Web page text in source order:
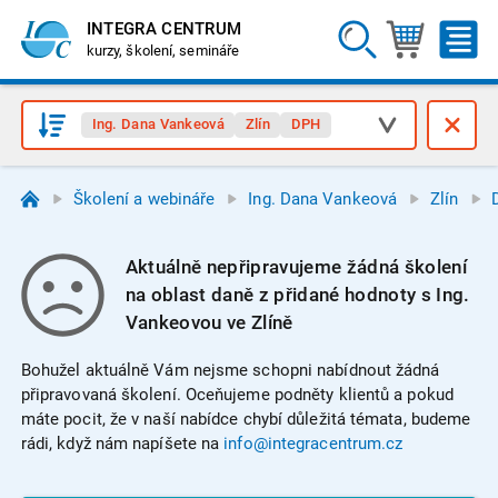
INTEGRA CENTRUM
kurzy, školení, semináře
Ing. Dana Vankeová Zlín DPH
Školení a webináře Ing. Dana Vankeová Zlín
Aktuálně nepřipravujeme žádná školení
na oblast daně z přidané hodnoty s Ing.
Vankeovou ve Zlíně
Bohužel aktuálně Vám nejsme schopni nabídnout žádná
připravovaná školení. Oceňujeme podněty klientů a pokud
máte pocit, že v naší nabídce chybí důležitá témata, budeme
rádi, když nám napíšete na info@integracentrum.cz